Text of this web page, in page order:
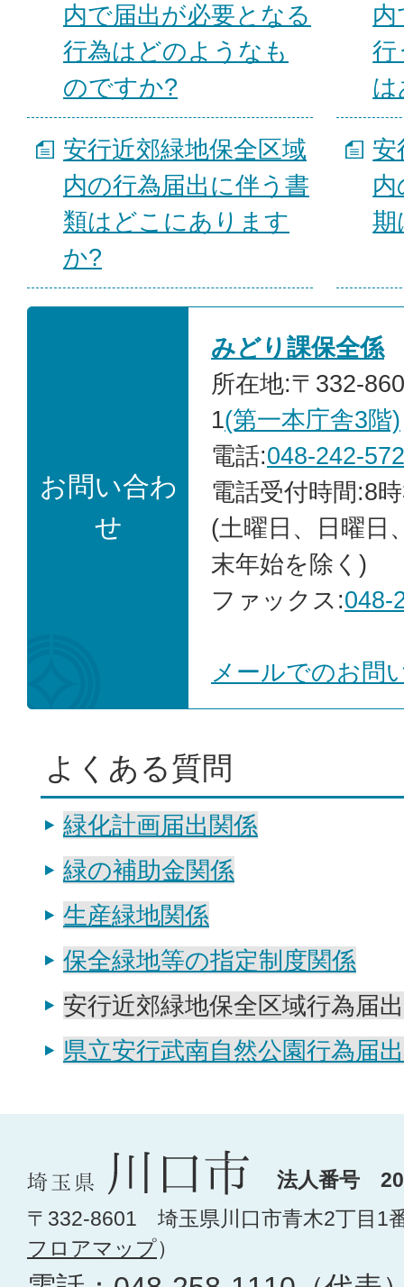
内で届出が必要となる
行為はどのようなも
のですか?
内
行
安行近郊緑地保全区域
内の行為届出に伴う書
類はどこにあります
か?
安
内
期
お問い合わ
せ
みどり課保全係
所在地:〒332-
1(第一本庁舎3階)
電話:048-242-
電話受付時間:8
(土曜日、日曜日
末年始を除く)
ファックス:048-
メールでのお問
よくある質問
緑化計画届出関係
緑の補助金関係
生産緑地関係
保全緑地等の指定制度関係
安行近郊緑地保全区域行為届
県立安行武南自然公園行為届
法人番号
〒332-8601 埼玉県川口市青木2丁目1
フロアマップ）